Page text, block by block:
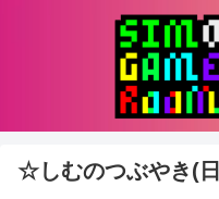
☆しむのつぶやき(